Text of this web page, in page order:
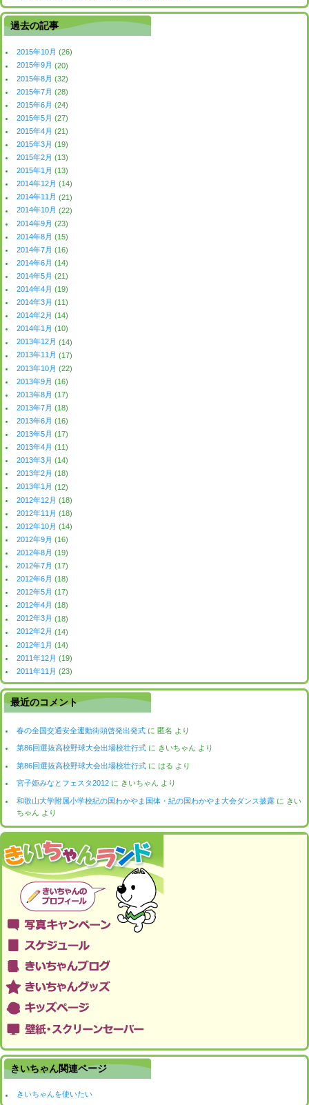
過去の記事
2015年10月 (26)
2015年9月 (20)
2015年8月 (32)
2015年7月 (28)
2015年6月 (24)
2015年5月 (27)
2015年4月 (21)
2015年3月 (19)
2015年2月 (13)
2015年1月 (13)
2014年12月 (14)
2014年11月 (21)
2014年10月 (22)
2014年9月 (23)
2014年8月 (15)
2014年7月 (16)
2014年6月 (14)
2014年5月 (21)
2014年4月 (19)
2014年3月 (11)
2014年2月 (14)
2014年1月 (10)
2013年12月 (14)
2013年11月 (17)
2013年10月 (22)
2013年9月 (16)
2013年8月 (17)
2013年7月 (18)
2013年6月 (16)
2013年5月 (17)
2013年4月 (11)
2013年3月 (14)
2013年2月 (18)
2013年1月 (12)
2012年12月 (18)
2012年11月 (18)
2012年10月 (14)
2012年9月 (16)
2012年8月 (19)
2012年7月 (17)
2012年6月 (18)
2012年5月 (17)
2012年4月 (18)
2012年3月 (18)
2012年2月 (14)
2012年1月 (14)
2011年12月 (19)
2011年11月 (23)
最近のコメント
春の全国交通安全運動街頭啓発出発式 に匿名 より
第86回選抜高校野球大会出場校壮行式 に きいちゃん より
第86回選抜高校野球大会出場校壮行式 にはる より
宮子姫みなとフェスタ2012 に きいちゃん より
和歌山大学附属小学校紀の国わかやま国体・紀の国わかやま大会ダンス披露 に きい
ちゃん より
きいちゃん関連ページ
きいちゃんを使いたい